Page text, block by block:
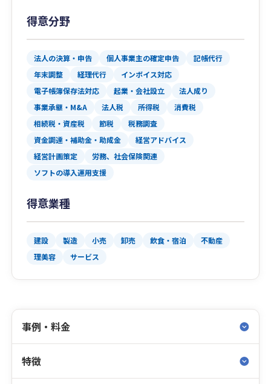
得意分野
法人の決算・申告 個人事業主の確定申告
記帳代行
年末調整
経理代行
インボイス対応
電子帳簿保存法対応
起業・会社設立
法人成り
事業承継・M&A
法人税 所得税
消費税
相続税・資産税
節税
税務調査
資金調達・補助金・助成金
経営アドバイス
経営計画策定
労務、社会保険関連
ソフトの導入運用支援
得意業種
建設 製造 小売 卸売 飲食・宿泊
不動産
理美容
サービス
事例・料金
特徴